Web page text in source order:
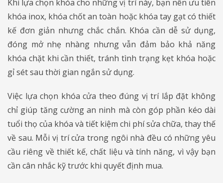
Khi lựa chọn khóa cho những vị trí này, bạn nên ưu tiên
khóa inox, khóa chốt an toàn hoặc khóa tay gạt có thiết
kế đơn giản nhưng chắc chắn. Khóa cần dễ sử dụng,
đóng mở nhẹ nhàng nhưng vẫn đảm bảo khả năng
khóa chặt khi cần thiết, tránh tình trạng kẹt khóa hoặc
gỉ sét sau thời gian ngắn sử dụng.
Việc lựa chọn khóa cửa theo đúng vị trí lắp đặt không
chỉ giúp tăng cường an ninh mà còn góp phần kéo dài
tuổi thọ của khóa và tiết kiệm chi phí sửa chữa, thay thế
về sau. Mỗi vị trí cửa trong ngôi nhà đều có những yêu
cầu riêng về thiết kế, chất liệu và tính năng, vì vậy bạn
cần cân nhắc kỹ trước khi quyết định mua.